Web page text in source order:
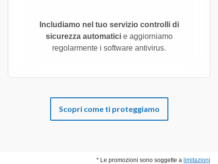
Includiamo nel tuo servizio controlli di
sicurezza automaticie aggiorniamo
regolarmente i software antivirus.
Scopri come ti proteggiamo
* Le promozioni sono soggette a limitazioni